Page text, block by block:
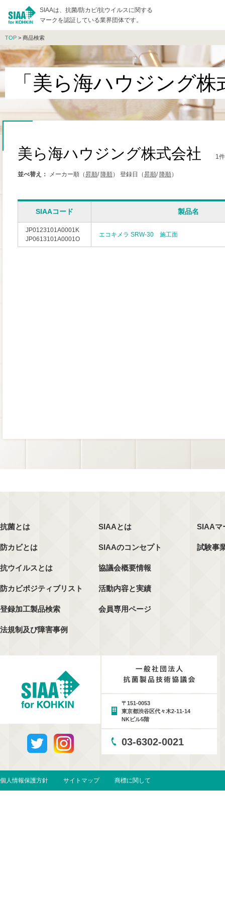
SIAAは、抗菌/防カビ/抗ウイルスに関する
マークを認証している業界団体です。
TOP > 商品検索
「美ら海ハウジング
美ら海ハウジング株式会社 1
並べ替え： メーカー順（昇順/ 降順） 登録日（昇順/ 降順）
SIAAコード 製品名
JP0123101A0001K
JP0613101A0001O
エコキメラ SRW-30 施工面
抗菌とは
防カビとは
抗ウイルスとは
防カビポジティブリスト
登録加工製品検索
法規制及び障害事例
SIAAとは
SIAAのコンセプト
協議会概要情報
活動内容と実績
会員専用ページ
SIAAマ
試験事
〒151-0053
東京都渋谷区代々木2-11-14
NKビル5階
03-6302-0021
個人情報保護方針 サイトマップ 商標に関して